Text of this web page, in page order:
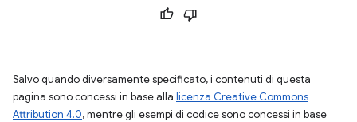
Salvo quando diversamente specificato, i contenuti di questa
pagina sono concessi in base alla licenza Creative Commons
Attribution 4.0, mentre gli esempi di codice sono concessi in base